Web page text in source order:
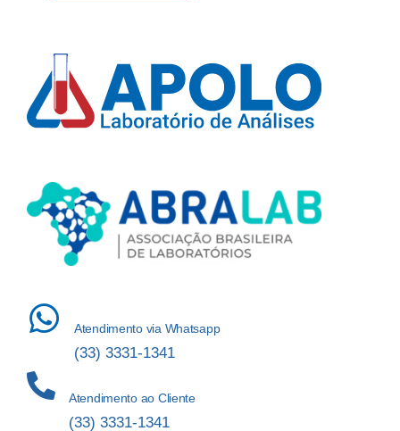
Atendimento via Whatsapp
(33) 3331-1341
Atendimento ao Cliente
(33) 3331-1341